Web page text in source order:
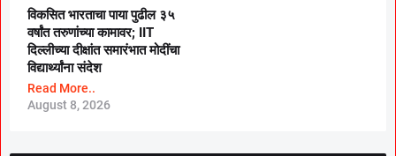
विकसित भारताचा पाया पुढील ३५
वर्षांत तरुणांच्या कामावर; IIT
दिल्लीच्या दीक्षांत समारंभात मोदींचा
विद्यार्थ्यांना संदेश
Read More..
August 8, 2026